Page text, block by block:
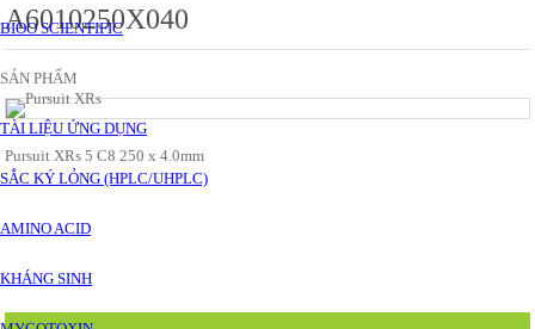
BIOO SCIENTIFIC
SẢN PHẨM
TÀI LIỆU ỨNG DỤNG
SẮC KÝ LỎNG (HPLC/UHPLC)
AMINO ACID
KHÁNG SINH
A6010250X040
Pursuit XRs 5 C8 250 x 4.0mm